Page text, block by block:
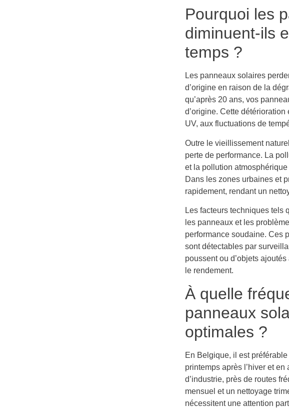
Pourquoi les
diminuent-ils
temps ?
Les panneaux solaires
d’origine en raison de la
qu’après 20 ans, vos
d’origine. Cette
UV, aux fluctuations de
Outre le vieillissement
perte de performance. La
et la pollution
Dans les zones urbaines et
rapidement, rendant un
Les facteurs techniques tels
les panneaux et les
performance soudaine. Ces
sont détectables par
poussent ou d’objets
le rendement.
À quelle
panneaux
optimales ?
En Belgique, il est
printemps après l’hiver et
d’industrie, près de routes
mensuel et un nettoyage
nécessitent une attention